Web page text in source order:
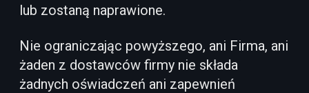
lub zostaną naprawione.
Nie ograniczając powyższego, ani Firma, ani
żaden z dostawców firmy nie składa
żadnych oświadczeń ani zapewnień